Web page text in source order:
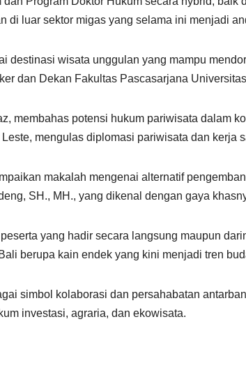
di luar sektor migas yang selama ini menjadi
destinasi wisata unggulan yang mampu
dan Dekan Fakultas Pascasarjana
membahas potensi hukum pariwisata dalam
mengulas diplomasi pariwisata dan kerja
makalah mengenai alternatif
SH., MH., yang dikenal dengan gaya
yang hadir secara langsung maupun
berupa kain endek yang kini menjadi tren
simbol kolaborasi dan persahabatan
investasi, agraria, dan ekowisata.